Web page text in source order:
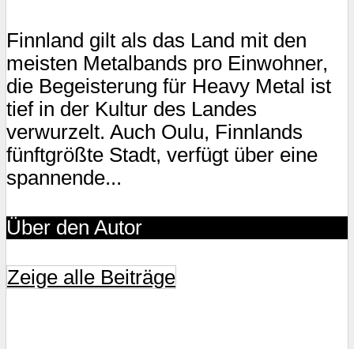
Finnland gilt als das Land mit den
meisten Metalbands pro Einwohner,
die Begeisterung für Heavy Metal ist
tief in der Kultur des Landes
verwurzelt. Auch Oulu, Finnlands
fünftgrößte Stadt, verfügt über eine
spannende...
Über den Autor
Zeige alle Beiträge